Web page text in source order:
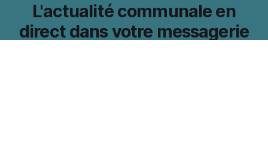
L'actualité communale en
direct dans votre messagerie